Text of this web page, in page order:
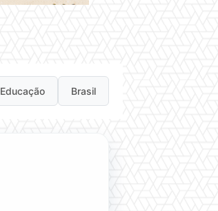
Educação Brasil